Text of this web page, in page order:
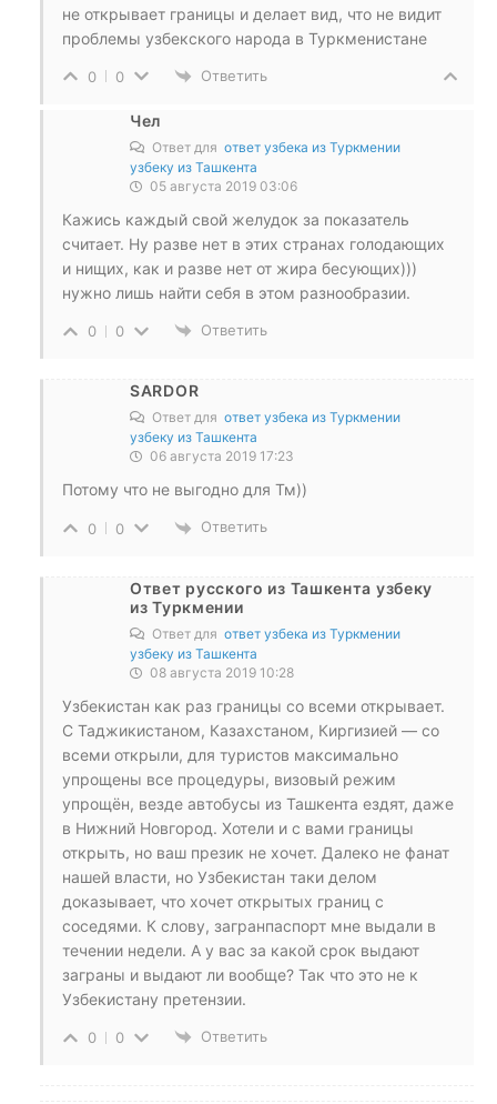
не открывает границы и делает вид, что не видит
проблемы узбекского народа в Туркменистане
0 0 Ответить
Чел
Ответ для ответ узбека из Туркмении
узбеку из Ташкента
05 августа 2019 03:06
Кажись каждый свой желудок за показатель
считает. Ну разве нет в этих странах голодающих
и нищих, как и разве нет от жира бесующих)))
нужно лишь найти себя в этом разнообразии.
0 0 Ответить
SARDOR
Ответ для ответ узбека из Туркмении
узбеку из Ташкента
06 августа 2019 17:23
Потому что не выгодно для Тм))
0 0 Ответить
Ответ русского из Ташкента узбеку
из Туркмении
Ответ для ответ узбека из Туркмении
узбеку из Ташкента
08 августа 2019 10:28
Узбекистан как раз границы со всеми открывает.
С Таджикистаном, Казахстаном, Киргизией — со
всеми открыли, для туристов максимально
упрощены все процедуры, визовый режим
упрощён, везде автобусы из Ташкента ездят, даже
в Нижний Новгород. Хотели и с вами границы
открыть, но ваш презик не хочет. Далеко не фанат
нашей власти, но Узбекистан таки делом
доказывает, что хочет открытых границ с
соседями. К слову, загранпаспорт мне выдали в
течении недели. А у вас за какой срок выдают
заграны и выдают ли вообще? Так что это не к
Узбекистану претензии.
0 0 Ответить